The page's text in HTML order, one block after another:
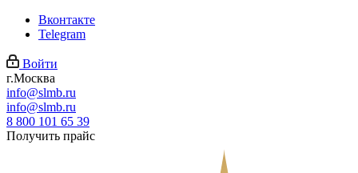
Вконтакте
Telegram
Войти
г.Москва
info@slmb.ru
info@slmb.ru
8 800 101 65 39
Получить прайс